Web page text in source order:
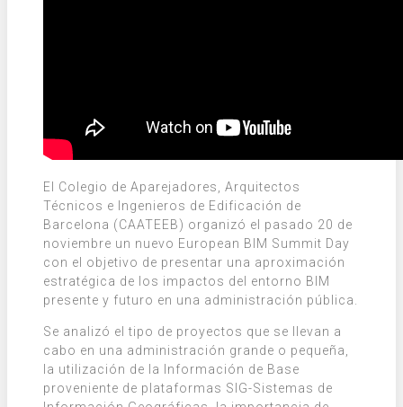
El Colegio de Aparejadores, Arquitectos
Técnicos e Ingenieros de Edificación de
Barcelona (CAATEEB) organizó el pasado 20 de
noviembre un nuevo European BIM Summit Day
con el objetivo de presentar una aproximación
estratégica de los impactos del entorno BIM
presente y futuro en una administración pública.
Se analizó el tipo de proyectos que se llevan a
cabo en una administración grande o pequeña,
la utilización de la Información de Base
proveniente de plataformas SIG-Sistemas de